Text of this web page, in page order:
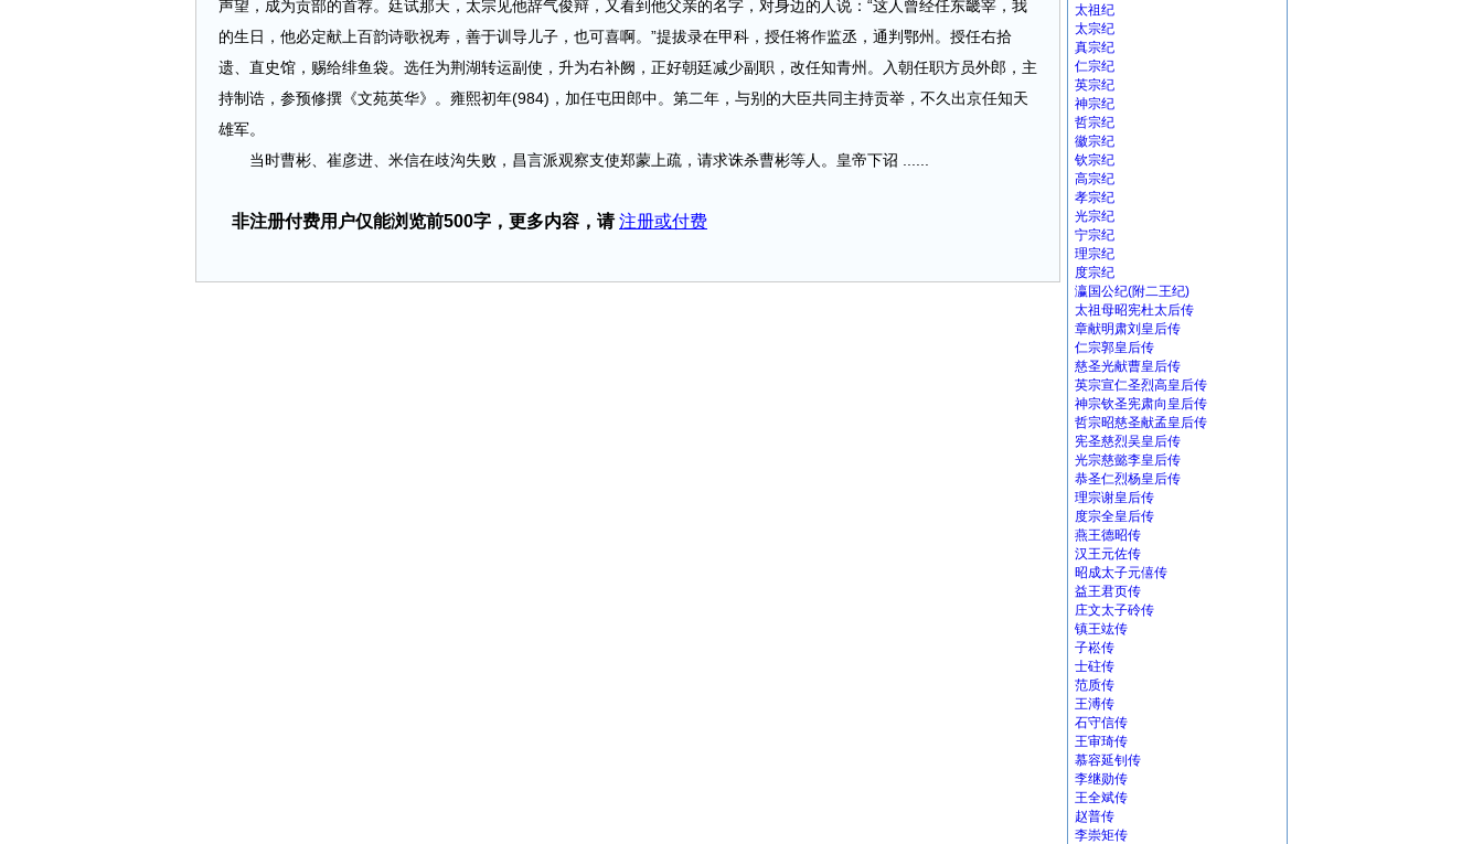
声望，成为贡部的首荐。廷试那天，太宗见他辞气俊辩，又看到他父亲的名字，对身边的人说：“这人曾经任东畿宰，我
的生日，他必定献上百韵诗歌祝寿，善于训导儿子，也可喜啊。”提拔录在甲科，授任将作监丞，通判鄂州。授任右拾
遗、直史馆，赐给绯鱼袋。选任为荆湖转运副使，升为右补阙，正好朝廷减少副职，改任知青州。入朝任职方员外郎，主
持制诰，参预修撰《文苑英华》。雍熙初年(984)，加任屯田郎中。第二年，与别的大臣共同主持贡举，不久出京任知天
雄军。
当时曹彬、崔彦进、米信在歧沟失败，昌言派观察支使郑蒙上疏，请求诛杀曹彬等人。皇帝下诏 ......
非注册付费用户仅能浏览前500字，更多内容，请 注册或付费
太祖纪
太宗纪
真宗纪
仁宗纪
英宗纪
神宗纪
哲宗纪
徽宗纪
钦宗纪
高宗纪
孝宗纪
光宗纪
宁宗纪
理宗纪
度宗纪
瀛国公纪(附二王纪)
太祖母昭宪杜太后传
章献明肃刘皇后传
仁宗郭皇后传
慈圣光献曹皇后传
英宗宣仁圣烈高皇后传
神宗钦圣宪肃向皇后传
哲宗昭慈圣献孟皇后传
宪圣慈烈吴皇后传
光宗慈懿李皇后传
恭圣仁烈杨皇后传
理宗谢皇后传
度宗全皇后传
燕王德昭传
汉王元佐传
昭成太子元僖传
益王君页传
庄文太子砱传
镇王竑传
子崧传
士砫传
范质传
王溥传
石守信传
王审琦传
慕容延钊传
李继勋传
王全斌传
赵普传
李崇矩传